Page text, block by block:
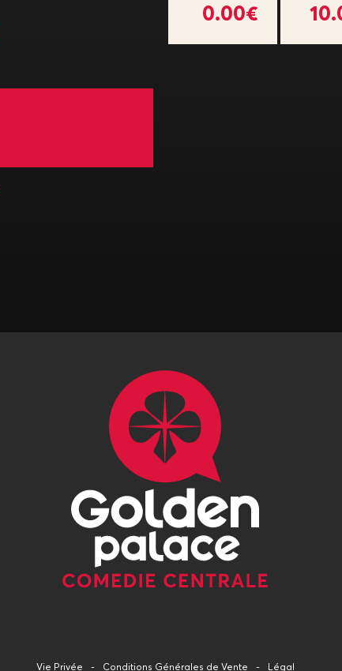
0.00€
Vie Privée Conditions Générales de Vente Légal